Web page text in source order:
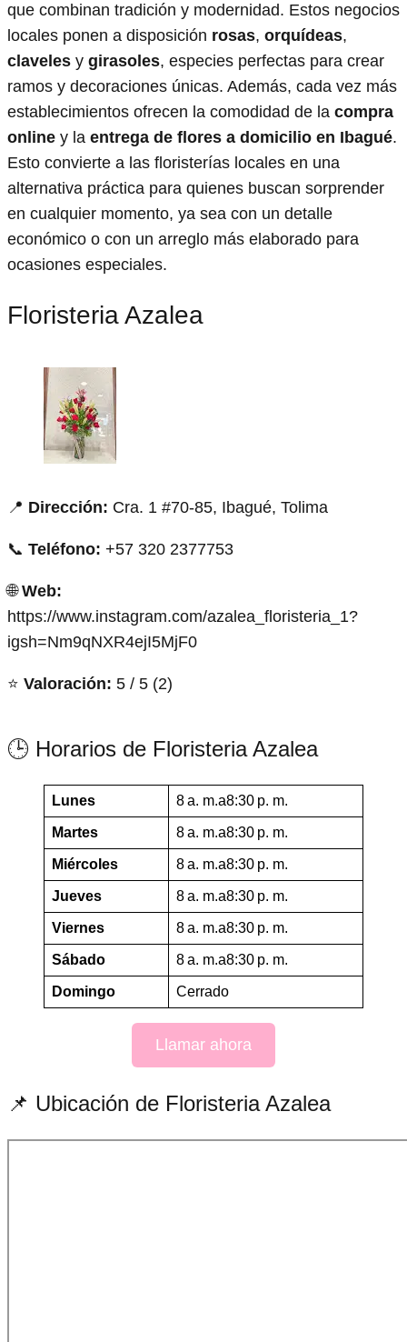
que combinan tradición y modernidad. Estos negocios
locales ponen a disposición rosas, orquídeas,
claveles y girasoles, especies perfectas para crear
ramos y decoraciones únicas. Además, cada vez más
establecimientos ofrecen la comodidad de la compra
online y la entrega de flores a domicilio en Ibagué.
Esto convierte a las floristerías locales en una
alternativa práctica para quienes buscan sorprender
en cualquier momento, ya sea con un detalle
económico o con un arreglo más elaborado para
ocasiones especiales.
Floristeria Azalea
📍 Dirección: Cra. 1 #70-85, Ibagué, Tolima
📞 Teléfono: +57 320 2377753
🌐Web:
https://www.instagram.com/azalea_floristeria_1?
igsh=Nm9qNXR4ejI5MjF0
⭐ Valoración: 5 / 5 (2)
🕒 Horarios de Floristeria Azalea
Lunes 8 a. m.a8:30 p. m.
Martes 8 a. m.a8:30 p. m.
Miércoles 8 a. m.a8:30 p. m.
Jueves 8 a. m.a8:30 p. m.
Viernes 8 a. m.a8:30 p. m.
Sábado 8 a. m.a8:30 p. m.
Domingo Cerrado
Llamar ahora
📌 Ubicación de Floristeria Azalea